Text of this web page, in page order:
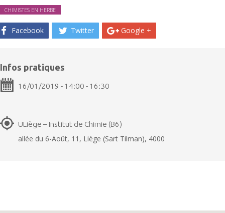
CHIMISTES EN HERBE
Facebook Twitter Google +
Infos pratiques
16/01/2019 - 14:00 - 16:30
ULiège – Institut de Chimie (B6)
allée du 6-Août, 11, Liège (Sart Tilman), 4000